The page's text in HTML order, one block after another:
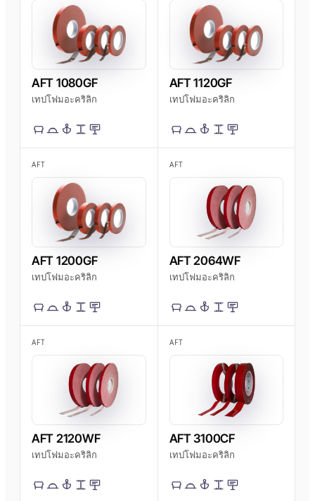
ดูเพิ่มเติม→
AFT 1080GF
เทปโฟมอะคริลิก
AFT 1120GF
เทปโฟมอะคริลิก
AFT
AFT 1200GF
เทปโฟมอะคริลิก
AFT
AFT 2064WF
เทปโฟมอะคริลิก
AFT
AFT 2120WF
เทปโฟมอะคริลิก
AFT
AFT 3100CF
เทปโฟมอะคริลิก